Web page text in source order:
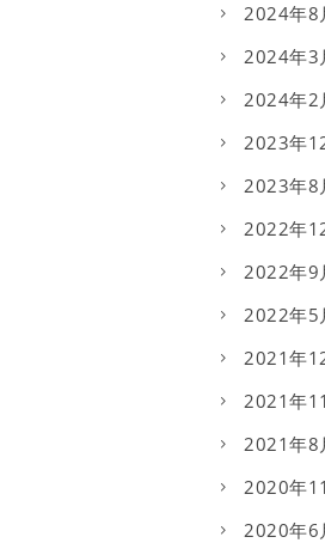
2024年8
2024年3
2024年2
2023年
2023年8
2022年
2022年9
2022年5
2021年
2021年
2021年8
2020年
2020年6